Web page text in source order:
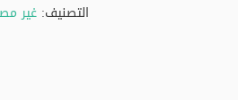
التصنيف: غير